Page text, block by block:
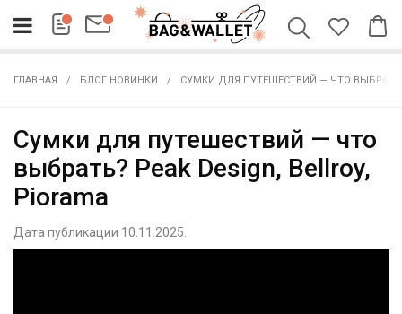
ГЛАВНАЯ БЛОГ НОВИНКИ СУМКИ ДЛЯ ПУТЕШЕСТВИЙ — ЧТО ВЫБРАТЬ?
Сумки для путешествий — что
выбрать? Peak Design, Bellroy,
Piorama
Дата публикации 10.11.2025.